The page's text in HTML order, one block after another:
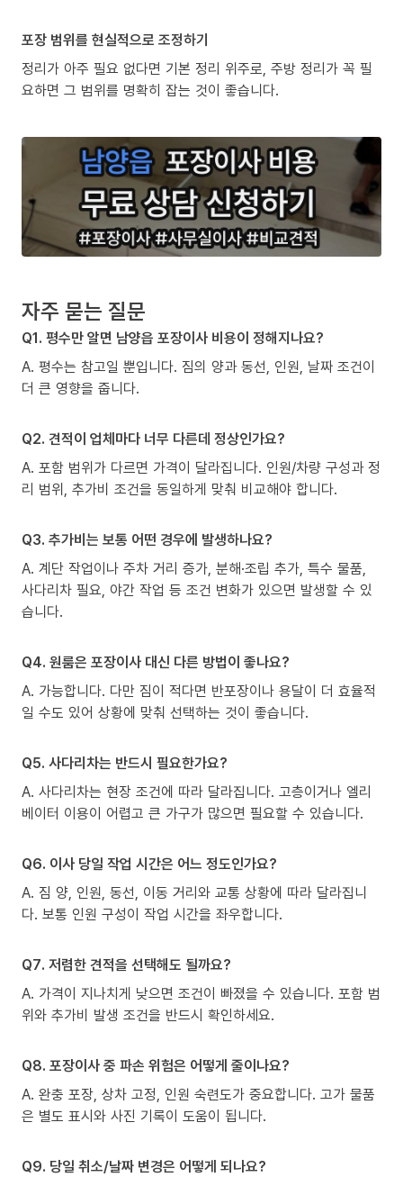
포장 범위를 현실적으로 조정하기
정리가 아주 필요 없다면 기본 정리 위주로, 주방 정리가 꼭 필
요하면 그 범위를 명확히 잡는 것이 좋습니다.
자주 묻는 질문
Q1. 평수만 알면 남양읍 포장이사 비용이 정해지나요?
A. 평수는 참고일 뿐입니다. 짐의 양과 동선, 인원, 날짜 조건이
더 큰 영향을 줍니다.
Q2. 견적이 업체마다 너무 다른데 정상인가요?
A. 포함 범위가 다르면 가격이 달라집니다. 인원/차량 구성과 정
리 범위, 추가비 조건을 동일하게 맞춰 비교해야 합니다.
Q3. 추가비는 보통 어떤 경우에 발생하나요?
A. 계단 작업이나 주차 거리 증가, 분해·조립 추가, 특수 물품,
사다리차 필요, 야간 작업 등 조건 변화가 있으면 발생할 수 있
습니다.
Q4. 원룸은 포장이사 대신 다른 방법이 좋나요?
A. 가능합니다. 다만 짐이 적다면 반포장이나 용달이 더 효율적
일 수도 있어 상황에 맞춰 선택하는 것이 좋습니다.
Q5. 사다리차는 반드시 필요한가요?
A. 사다리차는 현장 조건에 따라 달라집니다. 고층이거나 엘리
베이터 이용이 어렵고 큰 가구가 많으면 필요할 수 있습니다.
Q6. 이사 당일 작업 시간은 어느 정도인가요?
A. 짐 양, 인원, 동선, 이동 거리와 교통 상황에 따라 달라집니
다. 보통 인원 구성이 작업 시간을 좌우합니다.
Q7. 저렴한 견적을 선택해도 될까요?
A. 가격이 지나치게 낮으면 조건이 빠졌을 수 있습니다. 포함 범
위와 추가비 발생 조건을 반드시 확인하세요.
Q8. 포장이사 중 파손 위험은 어떻게 줄이나요?
A. 완충 포장, 상차 고정, 인원 숙련도가 중요합니다. 고가 물품
은 별도 표시와 사진 기록이 도움이 됩니다.
Q9. 당일 취소/날짜 변경은 어떻게 되나요?